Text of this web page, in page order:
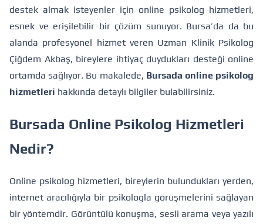
destek almak isteyenler için online psikolog hizmetleri,
esnek ve erişilebilir bir çözüm sunuyor. Bursa’da da bu
alanda profesyonel hizmet veren Uzman Klinik Psikolog
Çiğdem Akbaş, bireylere ihtiyaç duydukları desteği online
ortamda sağlıyor. Bu makalede, Bursada online psikolog
hizmetleri hakkında detaylı bilgiler bulabilirsiniz.
Bursada Online Psikolog Hizmetleri
Nedir?
Online psikolog hizmetleri, bireylerin bulundukları yerden,
internet aracılığıyla bir psikologla görüşmelerini sağlayan
bir yöntemdir. Görüntülü konuşma, sesli arama veya yazılı